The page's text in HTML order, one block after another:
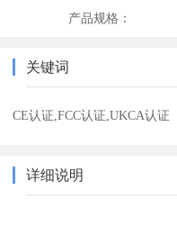
产品规格：
关键词
CE认证,FCC认证,UKCA认证
详细说明